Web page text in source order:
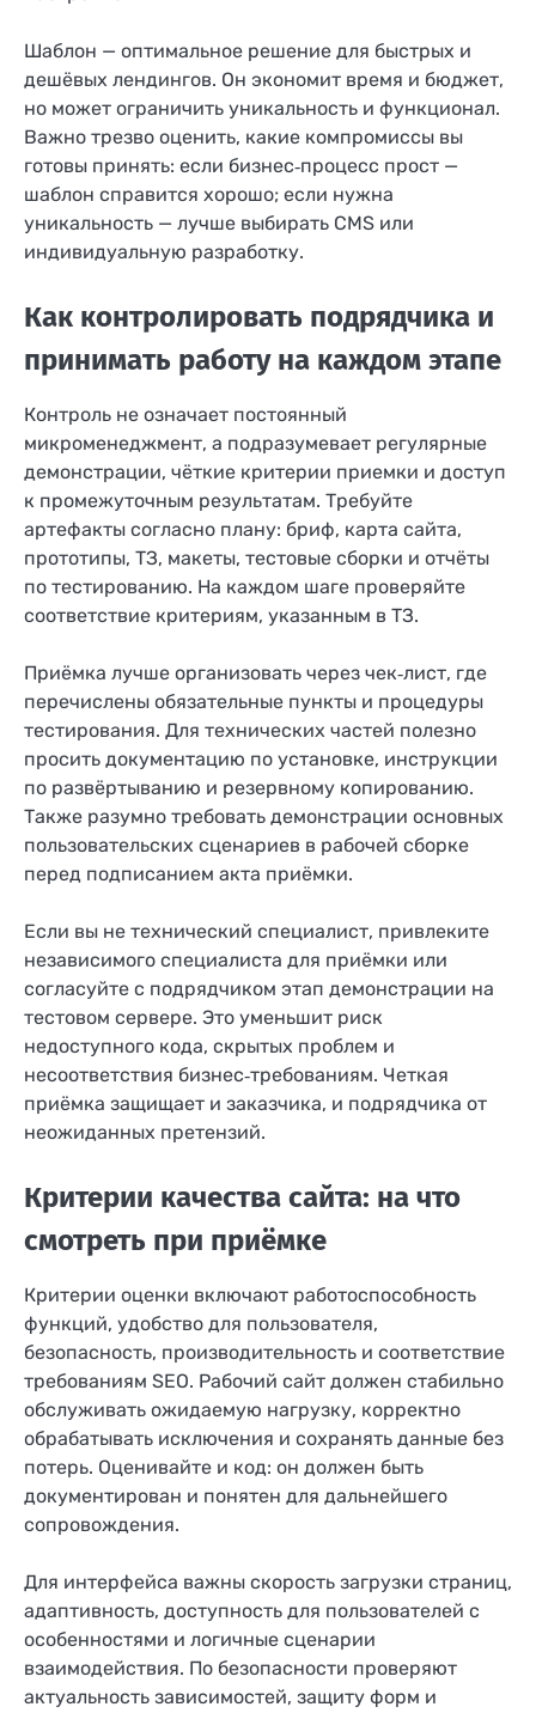
Шаблон — оптимальное решение для быстрых и
дешёвых лендингов. Он экономит время и бюджет,
но может ограничить уникальность и функционал.
Важно трезво оценить, какие компромиссы вы
готовы принять: если бизнес‑процесс прост —
шаблон справится хорошо; если нужна
уникальность — лучше выбирать CMS или
индивидуальную разработку.
Как контролировать подрядчика и
принимать работу на каждом этапе
Контроль не означает постоянный
микроменеджмент, а подразумевает регулярные
демонстрации, чёткие критерии приемки и доступ
к промежуточным результатам. Требуйте
артефакты согласно плану: бриф, карта сайта,
прототипы, ТЗ, макеты, тестовые сборки и отчёты
по тестированию. На каждом шаге проверяйте
соответствие критериям, указанным в ТЗ.
Приёмка лучше организовать через чек‑лист, где
перечислены обязательные пункты и процедуры
тестирования. Для технических частей полезно
просить документацию по установке, инструкции
по развёртыванию и резервному копированию.
Также разумно требовать демонстрации основных
пользовательских сценариев в рабочей сборке
перед подписанием акта приёмки.
Если вы не технический специалист, привлеките
независимого специалиста для приёмки или
согласуйте с подрядчиком этап демонстрации на
тестовом сервере. Это уменьшит риск
недоступного кода, скрытых проблем и
несоответствия бизнес‑требованиям. Четкая
приёмка защищает и заказчика, и подрядчика от
неожиданных претензий.
Критерии качества сайта: на что
смотреть при приёмке
Критерии оценки включают работоспособность
функций, удобство для пользователя,
безопасность, производительность и соответствие
требованиям SEO. Рабочий сайт должен стабильно
обслуживать ожидаемую нагрузку, корректно
обрабатывать исключения и сохранять данные без
потерь. Оценивайте и код: он должен быть
документирован и понятен для дальнейшего
сопровождения.
Для интерфейса важны скорость загрузки страниц,
адаптивность, доступность для пользователей с
особенностями и логичные сценарии
взаимодействия. По безопасности проверяют
актуальность зависимостей, защиту форм и